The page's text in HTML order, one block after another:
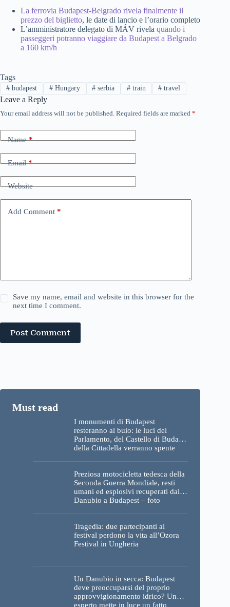
La ferrovia Budapest-Belgrado rivela finalmente il
prezzo del biglietto, le date di lancio e l’orario completo
L’amministratore delegato di MÁV rivela quando i
passeggeri potranno viaggiare da Budapest a Belgrado
a 160 km/h
Tags
#budapest #Hungary # serbia # train # travel
Leave a Reply
Your email address will not be published. Required fields are marked *
Name*
Email*
Website
Add Comment *
Save my name, email and website in this browser for the
next time I comment.
Post Comment
I monumenti di Budapest
resteranno al buio: le luci del
Parlamento, del Castello di Buda e
della Cittadella verranno spente
Preziosa motocicletta tedesca della
Seconda Guerra Mondiale, resti
umani ed esplosivi recuperati dal
Danubio a Budapest – foto
Tragedia: due partecipanti al
festival perdono la vita all’Ozora
Festival in Ungheria
Un Danubio in secca: Budapest
deve preoccuparsi del proprio
approvvigionamento idrico? Un
esperto mette in luce un fatto